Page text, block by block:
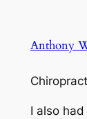
Anthony
I also